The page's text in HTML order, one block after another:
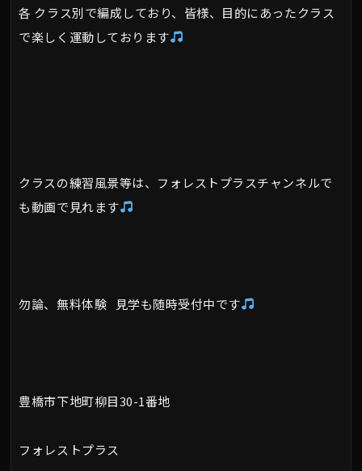
各 クラス別で編成しており、皆様、目的にあったクラス
で楽しく運動しております
クラスの練習風景等は、フォレストプラスチャンネルで
も動画で見れます
勿論、無料体験 見学も随時受付中です
豊橋市下地町柳目30-1番地
フォレストプラス